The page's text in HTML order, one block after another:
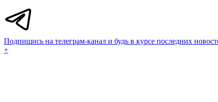
Подпишись на телеграм-канал и будь в курсе последних
+